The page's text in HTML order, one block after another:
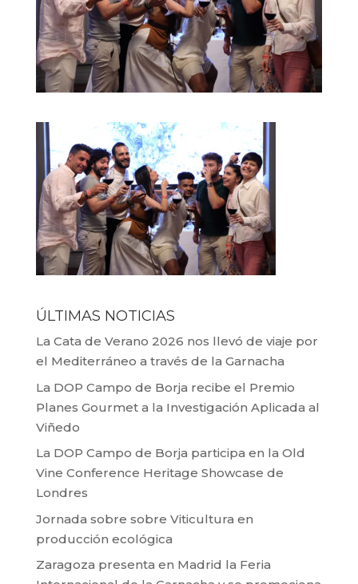
ÚLTIMAS NOTICIAS
La Cata de Verano 2026 nos llevó de viaje por
el Mediterráneo a través de la Garnacha
La DOP Campo de Borja recibe el Premio
Planes Gourmet a la Investigación Aplicada al
Viñedo
La DOP Campo de Borja participa en la Old
Vine Conference Heritage Showcase de
Londres
Jornada sobre sobre Viticultura en
producción ecológica
Zaragoza presenta en Madrid la Feria